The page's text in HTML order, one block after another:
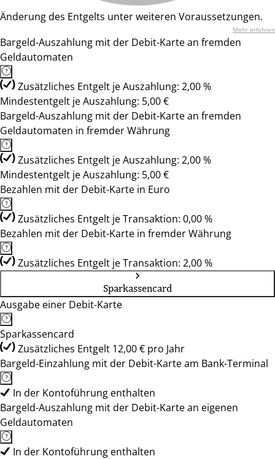
Änderung des Entgelts unter weiteren Voraussetzungen.
Mehr erfahren
Bargeld-Auszahlung mit der Debit-Karte an fremden
Geldautomaten
Zusätzliches Entgelt je Auszahlung: 2,00 %
Mindestentgelt je Auszahlung: 5,00 €
Bargeld-Auszahlung mit der Debit-Karte an fremden
Geldautomaten in fremder Währung
Zusätzliches Entgelt je Auszahlung: 2,00 %
Mindestentgelt je Auszahlung: 5,00 €
Bezahlen mit der Debit-Karte in Euro
Zusätzliches Entgelt je Transaktion: 0,00 %
Bezahlen mit der Debit-Karte in fremder Währung
Zusätzliches Entgelt je Transaktion: 2,00 %
Sparkassencard
Ausgabe einer Debit-Karte
Sparkassencard
Zusätzliches Entgelt 12,00 € pro Jahr
Bargeld-Einzahlung mit der Debit-Karte am Bank-Terminal
In der Kontoführung enthalten
Bargeld-Auszahlung mit der Debit-Karte an eigenen
Geldautomaten
In der Kontoführung enthalten